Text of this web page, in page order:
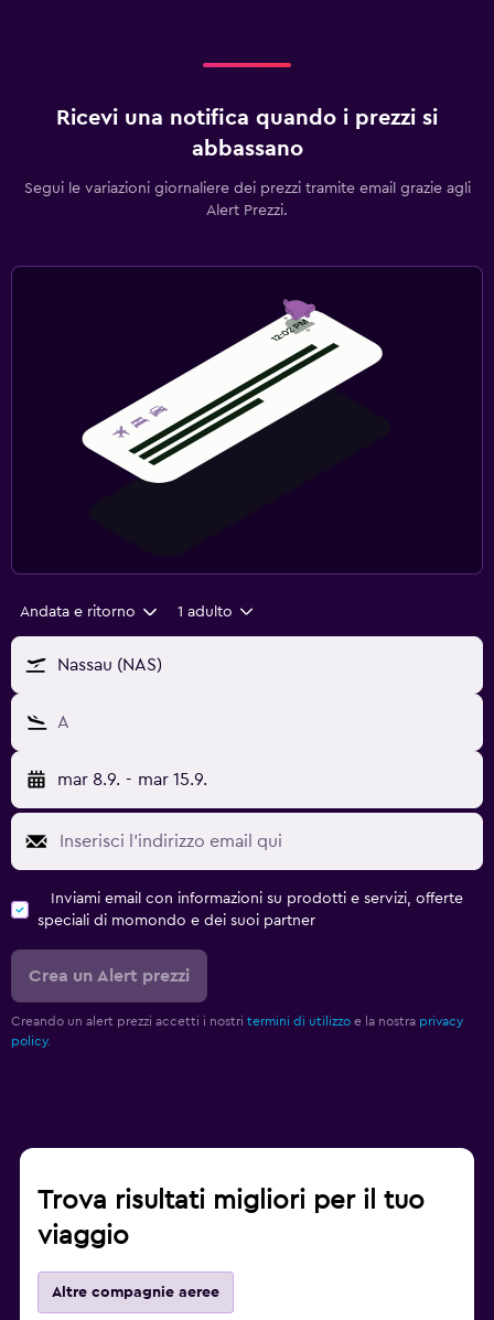
Ricevi una notifica quando i prezzi si
abbassano
Segui le variazioni giornaliere dei prezzi tramite email grazie agli
Alert Prezzi.
Andata e ritorno 1 adulto
Nassau (NAS)
A
mar 8.9. - mar 15.9.
Inviami email con informazioni su prodotti e servizi, offerte
speciali di momondo e dei suoi partner
Crea un Alert prezzi
Creando un alert prezzi accetti i nostri termini di utilizzo e la nostra privacy
policy.
Trova risultati migliori per il tuo
viaggio
Altre compagnie aeree